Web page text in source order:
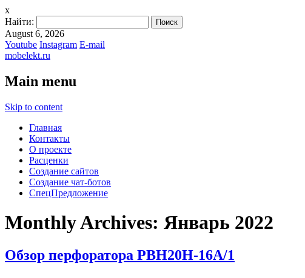
x
Найти:
August 6, 2026
Youtube Instagram E-mail
mobelekt.ru
Main menu
Skip to content
Главная
Контакты
О проекте
Расценки
Создание сайтов
Создание чат-ботов
СпецПредложение
Monthly Archives: Январь 2022
Обзор перфоратора PBH20H-16A/1